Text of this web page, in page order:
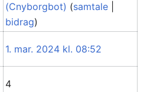
(Cnyborgbot) (samtale
bidrag)
1. mar. 2024 kl. 08:52
4